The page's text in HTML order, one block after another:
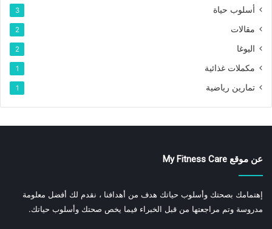
أسلوب حياة 3
مقالات 2
اليوغا 2
مكملات غذائية 1
تمارين رياضية 1
عن موقع My Fitness Care
إهتمامك بصحتك وأسلوب حياتك هدف من أهدافنا ، نقدم لك أفضل معلومة
مدروسة وتم مراجعتها من قبل الخبراء فيما يخص صحتك وأسلوب حياتك.